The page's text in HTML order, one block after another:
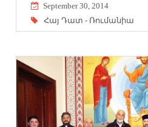
September 30, 2014
Հայ Դատ - Ռումանիա